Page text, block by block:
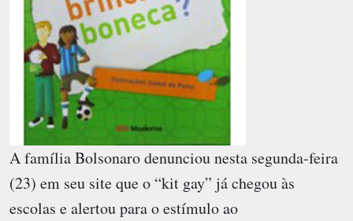
A família Bolsonaro denunciou nesta segunda-feira
(23) em seu site que o “kit gay” já chegou às
escolas e alertou para o estímulo ao